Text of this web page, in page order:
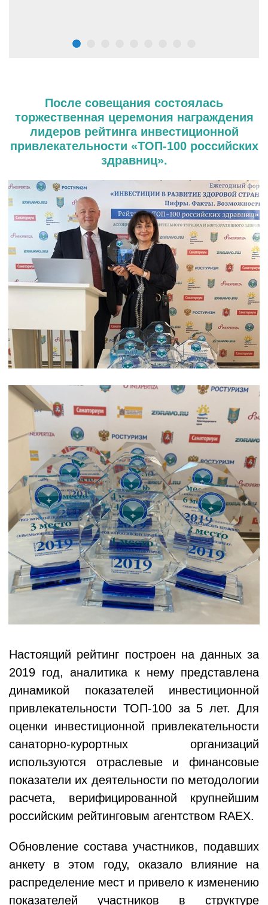
После совещания состоялась
торжественная церемония награждения
лидеров рейтинга инвестиционной
привлекательности «ТОП-100 российских
здравниц».
Настоящий рейтинг построен на данных за
2019 год, аналитика к нему представлена
динамикой показателей инвестиционной
привлекательности ТОП-100 за 5 лет. Для
оценки инвестиционной привлекательности
санаторно-курортных организаций
используются отраслевые и финансовые
показатели их деятельности по методологии
расчета, верифицированной крупнейшим
российским рейтинговым агентством RAEX.
Обновление состава участников, подавших
анкету в этом году, оказало влияние на
распределение мест и привело к изменению
показателей участников в структуре